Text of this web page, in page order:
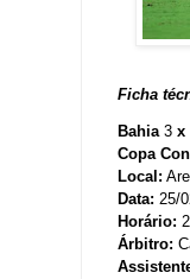
Ficha
Bahia 3 x
Copa
Local:
Data: 25/
Horário:
Árbitro: